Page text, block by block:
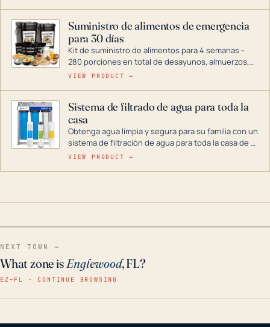
combustible dual, con una gama completa que
abarca desde inversores digitales hasta
generadores que pueden alimentar toda su casa.
Suministro de alimentos de emergencia
para 30 días
Kit de suministro de alimentos para 4 semanas -
280 porciones en total de desayunos, almuerzos,
cenas y postres. Se puede almacenar durante
VIEW PRODUCT →
Sistema de filtrado de agua para toda la
casa
Obtenga agua limpia y segura para su familia con un
sistema de filtración de agua para toda la casa de 3
etapas. La tecnología avanzada de este filtro
en situaciones de emergencia.
VIEW PRODUCT →
NEXT TOWN →
What zone isEnglewood, FL?
EZ–FL · CONTINUE BROWSING